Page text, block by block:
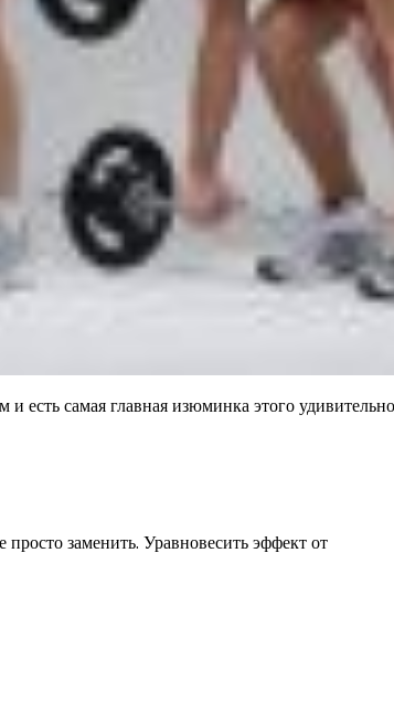
есть самая главная изюминка этого
заменить. Уравновесить эффект от